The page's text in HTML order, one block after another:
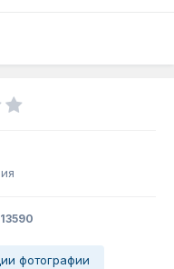
фотографии